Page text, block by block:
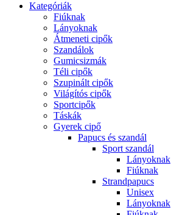
Kategóriák
Fiúknak
Lányoknak
Átmeneti cipők
Szandálok
Gumicsizmák
Téli cipők
Szupinált cipők
Világítós cipők
Sportcipők
Táskák
Gyerek cipő
Papucs és szandál
Sport szandál
Lányoknak
Fiúknak
Strandpapucs
Unisex
Lányoknak